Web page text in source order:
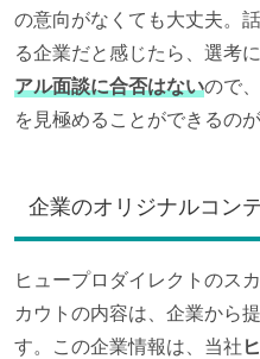
の意向がなくても大丈夫。
る企業だと感じたら、選考
アル面談に合否はないので
を見極めることができるの
企業のオリジナルコン
ヒュープロダイレクトのス
カウトの内容は、企業から
す。この企業情報は、当社